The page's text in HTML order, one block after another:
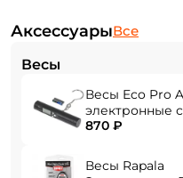
АксессуарыВсе
Весы
Весы Eco Pro
электронные с
фонарем
870 ₽
Весы Rapala